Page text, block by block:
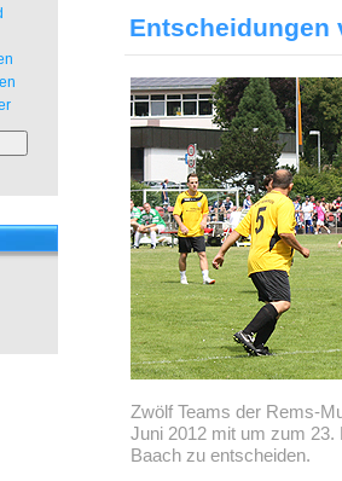
Entscheidungen
Zwölf Teams der Rems-
Juni 2012 mit um zum
Baach zu entscheiden.